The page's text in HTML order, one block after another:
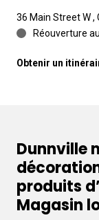
36 Main Street W ,
Réouverture
Obtenir un
Dunnville
produits
Magasin